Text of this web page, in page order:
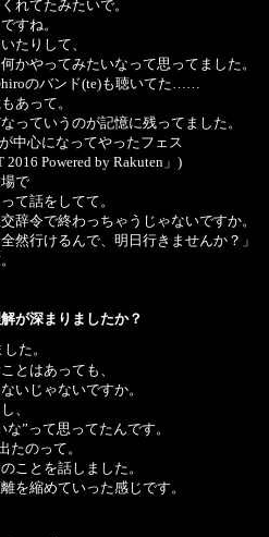
てたみたいで。
ね。
りして、
ってみたいなって思ってました。
バンド(te)も聴いてた……
って。
いうのが記憶に残ってました。
心になってやったフェス
Powered by Rakuten」)
で
話をしてて。
で終わっちゃうじゃないですか。
けるんで、明日行きませんか？」
が深まりましたか？
た。
はあっても、
じゃないですか。
、
て思ってたんです。
のって。
とを話しました。
めていった感じです。